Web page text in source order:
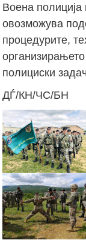
Воена
овозможува
процедурите,
полициски
ДЃ/КН/ЧС/БН